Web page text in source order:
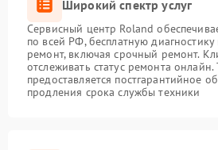
Широкий спектр услуг
Сервисный центр Roland
по всей РФ, бесплатную
ремонт, включая срочный ремонт.
отслеживать статус ремонта онлайн.
предоставляется постгарантийное
продления срока службы техники